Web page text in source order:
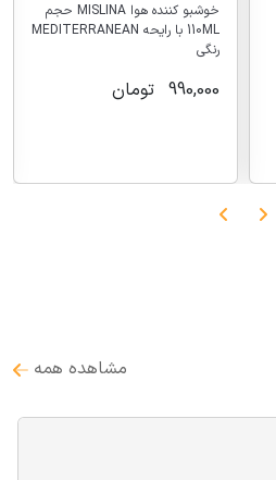
خوشبو کننده هوا MISLINA حجم
110ML با رایحه MEDITERRANEAN
رنگی
990,000 تومان
مشاهده همه